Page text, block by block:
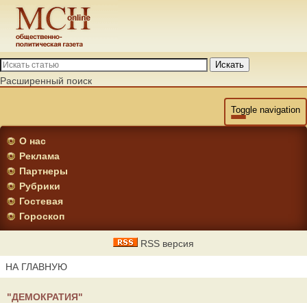
Искать
Расширенный поиск
Toggle navigation
О нас
Реклама
Партнеры
Рубрики
Гостевая
Гороскоп
RSS версия
НА ГЛАВНУЮ
"ДЕМОКРАТИЯ"